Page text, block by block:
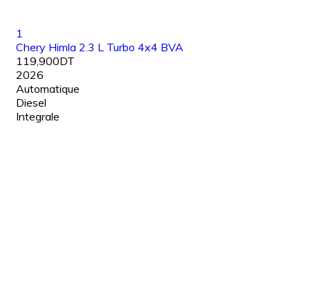
1
Chery Himla 2.3 L Turbo 4x4 BVA
119,900DT
2026
Automatique
Diesel
Integrale